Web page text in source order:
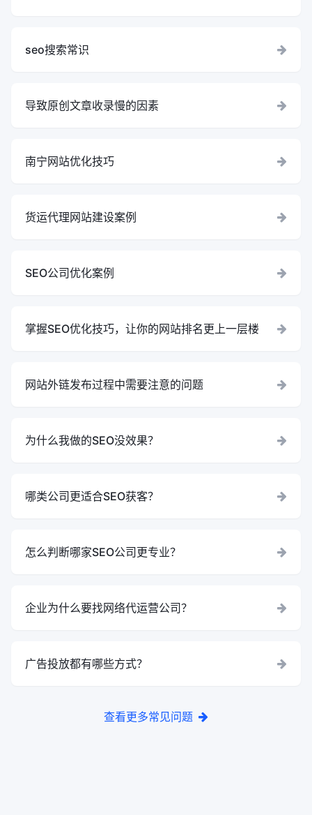
seo搜索常识
导致原创文章收录慢的因素
南宁网站优化技巧
货运代理网站建设案例
SEO公司优化案例
掌握SEO优化技巧，让你的网站排名更上一层楼
网站外链发布过程中需要注意的问题
为什么我做的SEO没效果？
哪类公司更适合SEO获客？
怎么判断哪家SEO公司更专业？
企业为什么要找网络代运营公司？
广告投放都有哪些方式？
查看更多常见问题